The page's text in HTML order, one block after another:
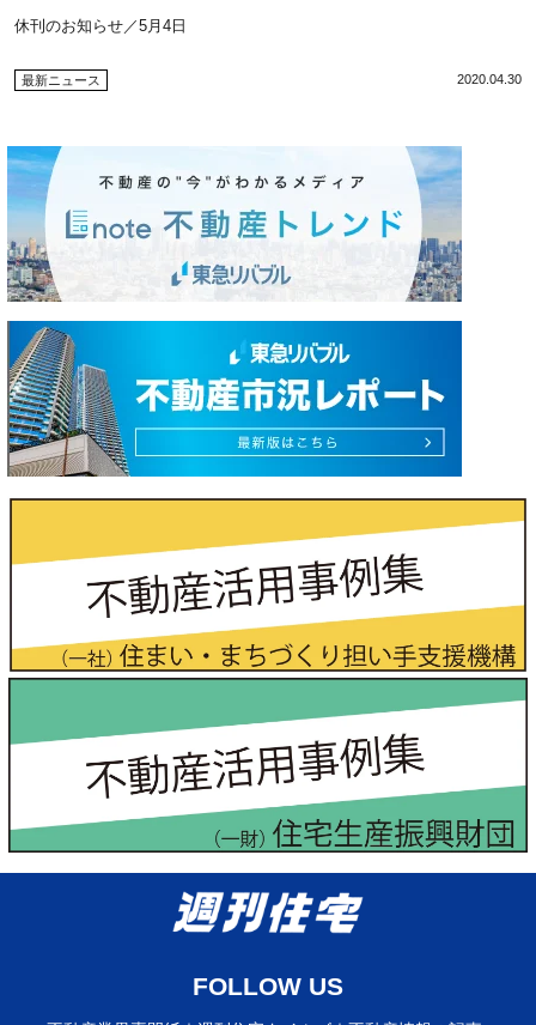
休刊のお知らせ／5月4日
最新ニュース 2020.04.30
FOLLOW US